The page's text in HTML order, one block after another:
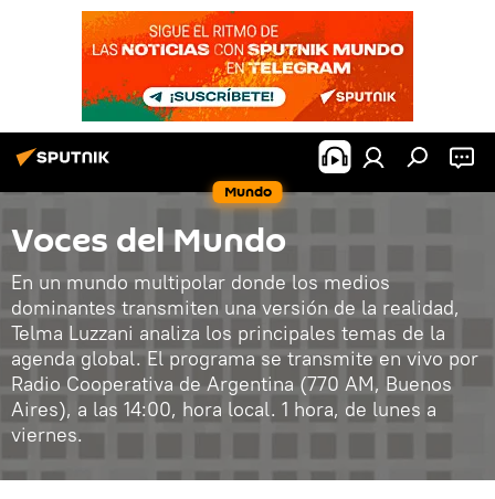
Mundo
Voces del Mundo
En un mundo multipolar donde los medios
dominantes transmiten una versión de la realidad,
Telma Luzzani analiza los principales temas de la
agenda global. El programa se transmite en vivo por
Radio Cooperativa de Argentina (770 AM, Buenos
Aires), a las 14:00, hora local. 1 hora, de lunes a
viernes.